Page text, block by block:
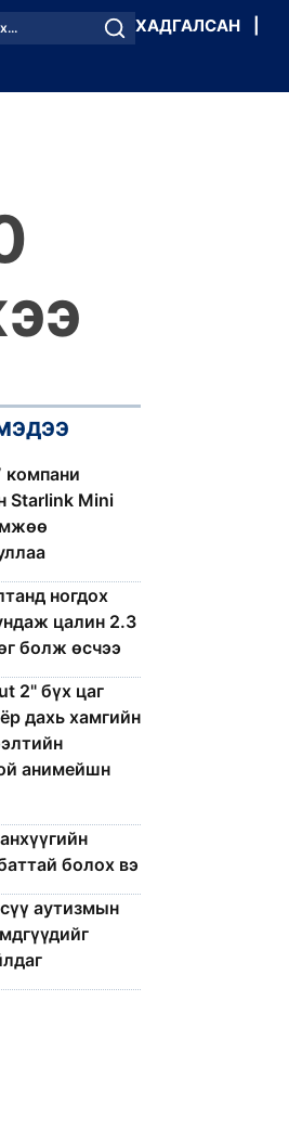
ХАДГАЛСАН
компани
Starlink Mini
ногдох
цалин 2.3
болж өсчээ
2" бүх цаг
дахь хамгийн
анимейшн
болох вэ
аутизмын